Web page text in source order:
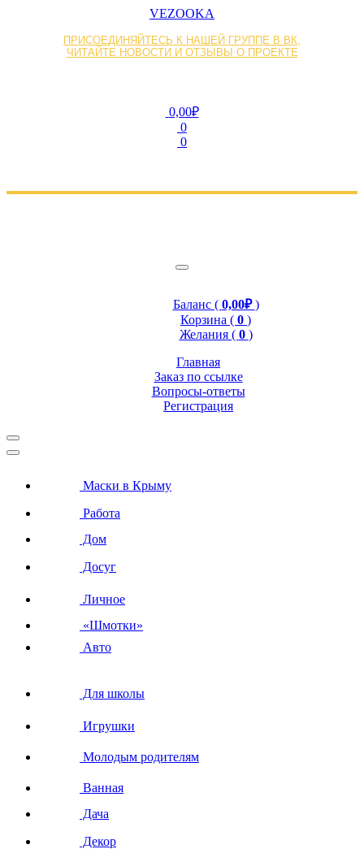
VEZOOKA
ПРИСОЕДИНЯЙТЕСЬ К НАШЕЙ ГРУППЕ В ВК,
ЧИТАЙТЕ НОВОСТИ И ОТЗЫВЫ О ПРОЕКТЕ
0,00₽
0
0
Баланс ( 0,00₽)
Корзина ( 0 )
Желания ( 0 )
Главная
Заказ по ссылке
Вопросы-ответы
Регистрация
Маски в Крыму
Работа
Дом
Досуг
Личное
«Шмотки»
Авто
Для школы
Игрушки
Молодым родителям
Ванная
Дача
Декор